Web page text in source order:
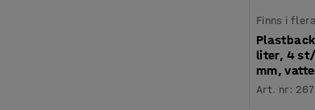
Finns i
liter, 4
mm,
Art. nr: